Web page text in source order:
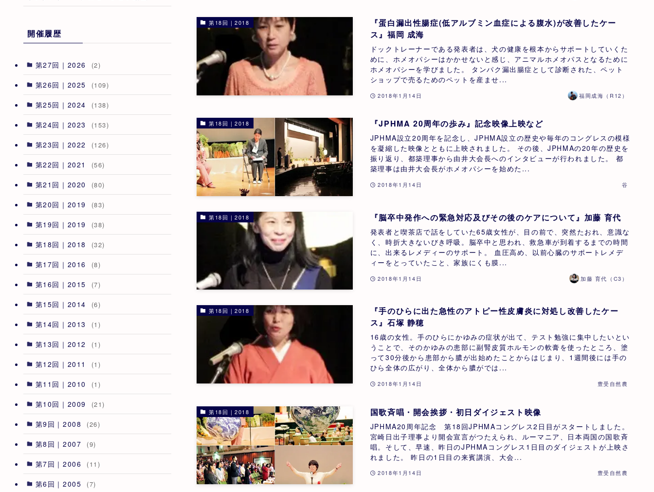
第18回｜2018
『蛋白漏出性腸症(低アルブミン血症による腹水)が改善したケー
ス』福岡 成海
ドックトレーナーである発表者は、犬の健康を根本からサポートしていくた
めに、ホメオパシーはかかせないと感じ、アニマルホメオパスとなるために
ホメオパシーを学びました。 タンパク漏出腸症として診断された、ペット
ショップで売るためのペットを産ませ...
2018年1月14日 福岡成海（R12）
第18回｜2018 『JPHMA 20周年の歩み』記念映像上映など
JPHMA設立20周年を記念し、JPHMA設立の歴史や毎年のコングレスの模様
を凝縮した映像とともに上映されました。 その後、JPHMAの20年の歴史を
振り返り、都築理事から由井大会長へのインタビューが行われました。 都
築理事は由井大会長がホメオパシーを始めた...
2018年1月14日 谷
第18回｜2018 『脳卒中発作への緊急対応及びその後のケアについて』加藤 育代
発表者と喫茶店で話をしていた65歳女性が、目の前で、突然たおれ、意識な
く、時折大きないびき呼吸。脳卒中と思われ、救急車が到着するまでの時間
に、出来るレメディーのサポート。 血圧高め、以前心臓のサポートレメデ
ィーをとっていたこと、家族にくも膜...
2018年1月14日 加藤 育代（C3）
第18回｜2018
『手のひらに出た急性のアトピー性皮膚炎に対処し改善したケー
ス』石塚 静穂
16歳の女性。手のひらにかゆみの症状が出て、テスト勉強に集中したいとい
うことで、そのかゆみの患部に副腎皮質ホルモンの軟膏を使ったところ、塗
って30分後から患部から膿が出始めたことからはじまり、1週間後には手の
ひら全体の広がり、全体から膿がでは...
2018年1月14日 豊受自然農
第18回｜2018 国歌斉唱・開会挨拶・初日ダイジェスト映像
JPHMA20周年記念 第18回JPHMAコングレス2日目がスタートしました。
宮崎日出子理事より開会宣言がつたえられ、ルーマニア、日本両国の国歌斉
唱。そして、早速、昨日のJPHMAコングレス1日目のダイジェストが上映さ
れました。 昨日の1日目の来賓講演、大会...
2018年1月14日 豊受自然農
開催履歴
第27回｜2026 (2)
第26回｜2025 (109)
第25回｜2024 (138)
第24回｜2023 (153)
第23回｜2022 (126)
第22回｜2021 (56)
第21回｜2020 (80)
第20回｜2019 (83)
第19回｜2019 (38)
第18回｜2018 (32)
第17回｜2016 (8)
第16回｜2015 (7)
第15回｜2014 (6)
第14回｜2013 (1)
第13回｜2012 (1)
第12回｜2011 (1)
第11回｜2010 (1)
第10回｜2009 (21)
第9回｜2008 (26)
第8回｜2007 (9)
第7回｜2006 (11)
第6回｜2005 (7)